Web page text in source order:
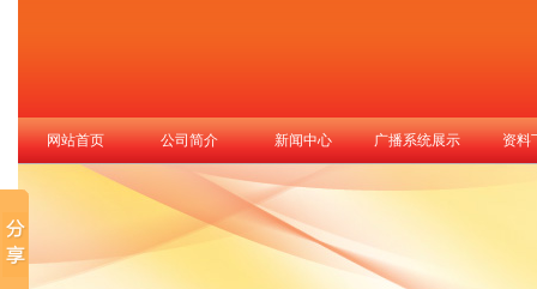
网站首页 公司简介 新闻中心 广播系统展示 资料